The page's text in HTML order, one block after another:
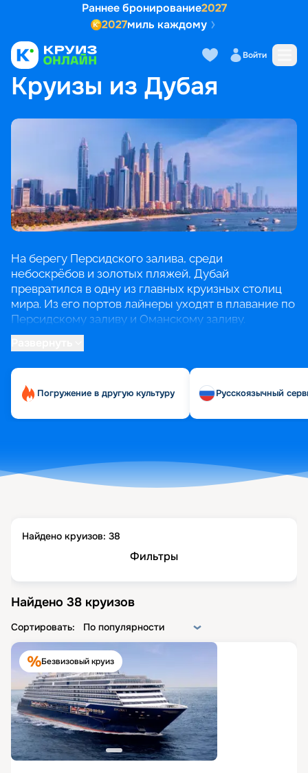
Раннее бронирование2027
2027миль каждому
Войти
ГЛАВНАЯ • ПОПУЛЯРНЫЕ НАПРАВЛЕНИЯ КРУИЗЫ ИЗ ДУБАЯ
Круизы из Дубая
На берегу Персидского залива, среди
небоскрёбов и золотых пляжей, Дубай
превратился в одну из главных круизных столиц
мира. Из его портов лайнеры уходят в плавание по
Персидскому заливу и Оманскому заливу.
Классический круиз охватывает жемчужины
региона: футуристический Абу-Даби с его
Большой мечетью, колоритную Доху, древний
Бани-Яс.
многих городов России. На борту лайнеров, от
демократичных Celestyal Discovery до
и развлечения.
Погружение в другую культуру Русскоязычный
Найдено круизов: 38
Фильтры
Найдено 38 круизов
Сортировать: По популярности
Безвизовый круиз